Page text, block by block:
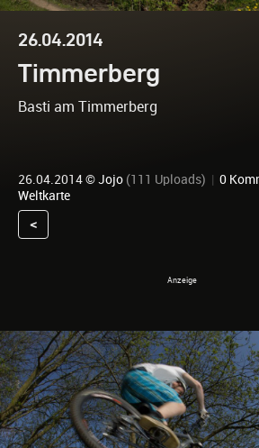
26.04.2014
Timmerberg
Basti am Timmerberg
26.04.2014 ©Jojo (111 Uploads) | 0
Weltkarte
<